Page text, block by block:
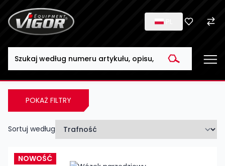
POKAŻ FILTRY
Sortuj według
NOWOŚĆ